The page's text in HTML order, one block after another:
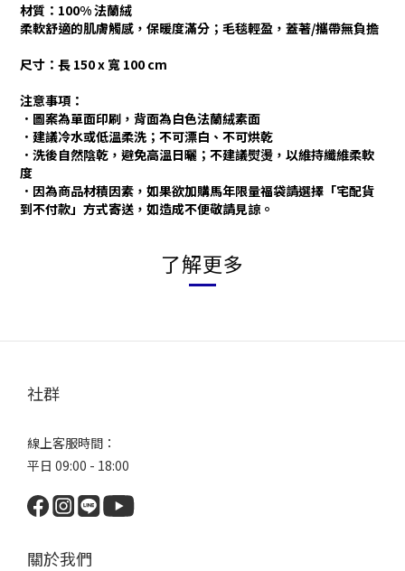
材質： 100% 法蘭絨
柔軟舒適的肌膚觸感，保暖度滿分；毛毯輕盈，蓋著/攜帶無負擔
尺寸：長 150 x 寬 100 cm
注意事項：
．圖案為單面印刷，背面為白色法蘭絨素面
．建議冷水或低溫柔洗；不可漂白、不可烘乾
．洗後自然陰乾，避免高溫日曬；不建議熨燙，以維持纖維柔軟
度
． 因為商品材積因素，如果欲加購馬年限量福袋請選擇「宅配貨
到不付款」方式寄送，如造成不便敬請見諒。
了解更多
社群
線上客服時間：
平日 09:00 - 18:00
關於我們